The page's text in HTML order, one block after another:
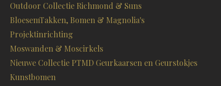
Outdoor Collectie Richmond & Suns
BloesemTakken, Bomen & Magnolia's
Projektinrichting
Moswanden & Moscirkels
Nieuwe Collectie PTMD Geurkaarsen en Geurstokjes
Kunstbomen